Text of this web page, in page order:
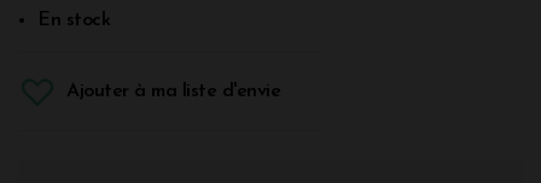
En stock
Ajouter à ma liste d'envie